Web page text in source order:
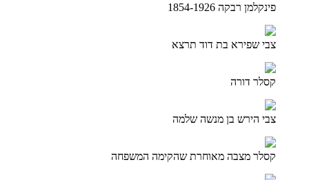
פינקלמן רבקה 1854-1926
צבי שפירא בת דוד תרצא
קסלר דורה
צבי הירש בן מנשה שלמה
קסלר מצבה מאוחרת שהקימה המשפחה